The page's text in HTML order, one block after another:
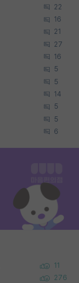
22
16
21
27
16
5
5
14
5
5
6
11
276